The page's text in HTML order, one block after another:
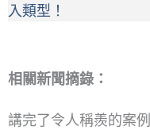
入類型！
相關新聞摘錄：
講完了令人稱羨的案